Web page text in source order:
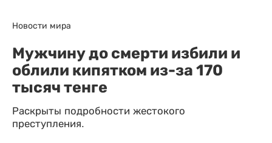
Новости мира
Мужчину до смерти избили и
облили кипятком из-за 170
тысяч тенге
Раскрыты подробности жестокого
преступления.